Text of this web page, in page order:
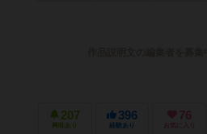
207
興味あり
396
経験あり
76
お気に入り